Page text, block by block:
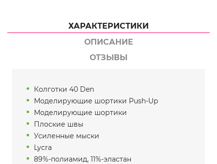
ХАРАКТЕРИСТИКИ
ОПИСАНИЕ
ОТЗЫВЫ
Колготки 40 Den
Моделирующие шортики Push-Up
Моделирующие шортики
Плоские швы
Усиленные мыски
Lycra
89%-полиамид, 11%-эластан